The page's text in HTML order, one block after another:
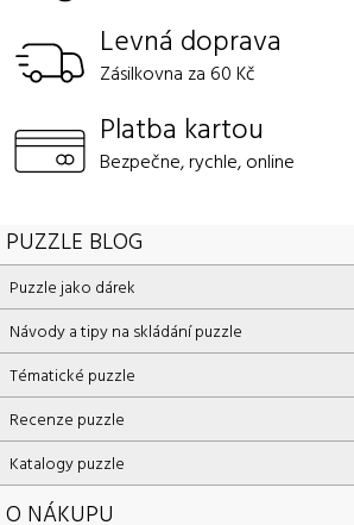
Levná doprava
Zásilkovna za 60 Kč
Platba kartou
Bezpečne, rychle, online
PUZZLE BLOG
Puzzle jako dárek
Návody a tipy na skládání puzzle
Tématické puzzle
Recenze puzzle
Katalogy puzzle
O NÁKUPU